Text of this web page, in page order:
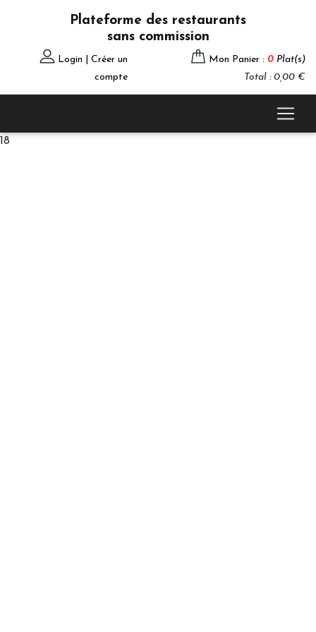
Plateforme des restaurants
sans commission
Login | Créer un
compte
Mon Panier : 0 Plat(s)
Total : 0,00 €
18